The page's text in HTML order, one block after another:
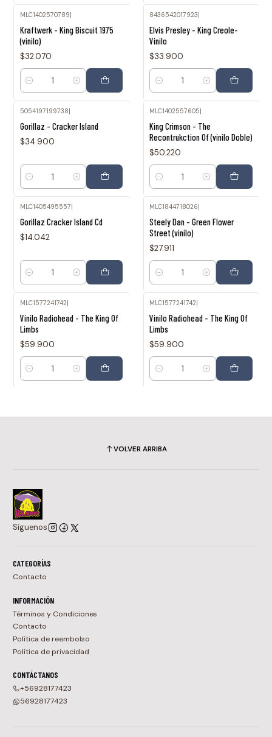
MLC1402570789
Kraftwerk - King Biscuit 1975
(vinilo)
$32.070
Cantidad
8436542017923
Elvis Presley - King Creole-
Vinilo
$33.900
Cantidad
5054197199738|
Gorillaz - Cracker Island
$34.900
Cantidad
MLC1402557605|
King Crimson - The
Recontrukction Of (vinilo Doble)
$50.220
Cantidad
MLC1405495557
Gorillaz Cracker Island Cd
$14.042
Cantidad
MLC1844718026
Steely Dan - Green Flower
Street (vinilo)
$27.911
Cantidad
MLC1577241742|
Vinilo Radiohead - The King Of
Limbs
$59.900
Cantidad
MLC1577241742|
Vinilo Radiohead - The King Of
Limbs
$59.900
Cantidad
VOLVER ARRIBA
Síguenos
CATEGORÍAS
Contacto
INFORMACIÓN
Términos y Condiciones
Contacto
Política de reembolso
Política de privacidad
CONTÁCTANOS
+56928177423
56928177423